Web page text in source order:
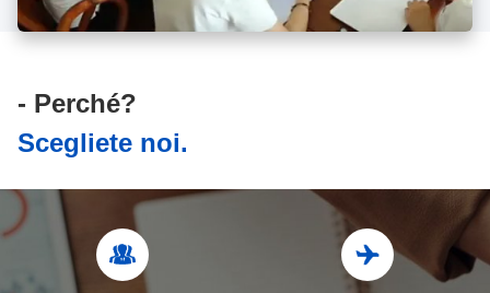
- Perché?
Scegliete noi.